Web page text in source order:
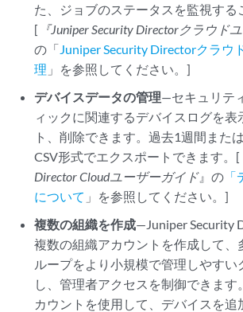
た、ジョブのステータスを監視する
[ 『Juniper Security Directorクラウド
の「Juniper Security Directorクラウ
理 」を参照してください。]
デバイスデータの管理—セキュリテ
ィックに関連するデバイスログを表
ト、削除できます。過去1週間また
CSV形式でエクスポートできます。[
Director Cloudユーザーガイド』の
について 」を参照してください。]
複数の組織を作成—Juniper Security
複数の組織アカウントを作成して、
ループをより小規模で管理しやすい
し、管理者アクセスを制御できます
カウントを使用して、デバイスを追